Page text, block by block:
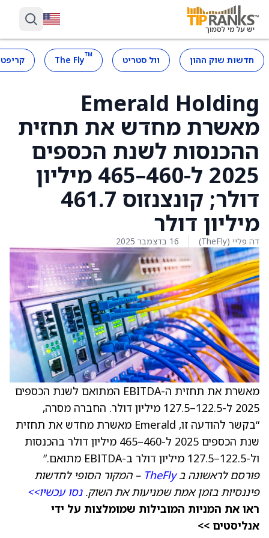
חדשות שוק ההון וול סטריט ™
The Fly
Emerald Holding
מאשרת מחדש את תחזית
ההכנסות לשנת הכספים
2025 ל-460–465 מיליון
דולר; קונצנזוס 461.7
מיליון דולר
דה פליי (TheFly) 16 בדצמבר 2025
מאשרת את תחזית ה-EBITDA המתואם לשנת הכספים
2025 ל-122.5–127.5 מיליון דולר. החברה מסרה,
“בקשר להודעה זו, Emerald מאשרת מחדש את תחזית
שנת הכספים 2025 ל-460–465 מיליון דולר בהכנסות
ול-122.5–127.5 מיליון דולר ב-EBITDA מתואם.”
פורסם לראשונה בTheFly – המקור הסופי לחדשות
פיננסיות בזמן אמת שמניעות את השוק.נסו עכשיו>>
ראו את המניות המובילות שמומלצות על ידי
אנליסטים >>